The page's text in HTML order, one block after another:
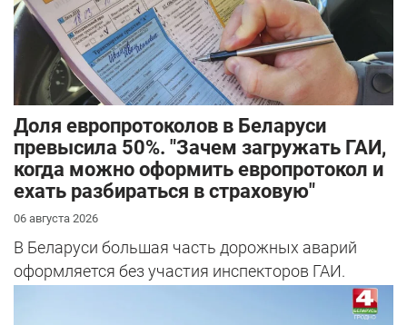
Доля европротоколов в Беларуси
превысила 50%. "Зачем загружать ГАИ,
когда можно оформить европротокол и
ехать разбираться в страховую"
06 августа 2026
В Беларуси большая часть дорожных аварий
оформляется без участия инспекторов ГАИ.